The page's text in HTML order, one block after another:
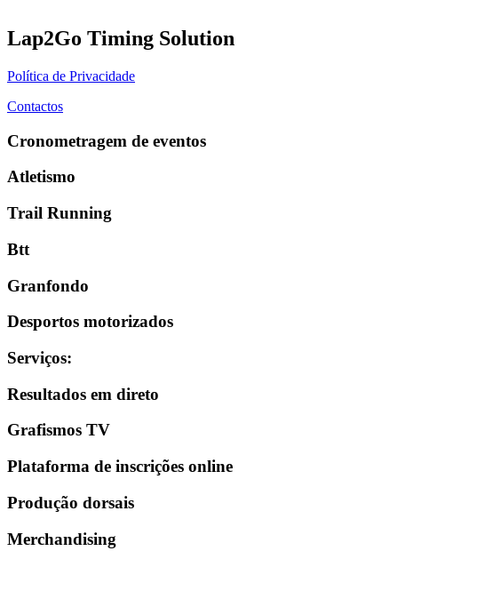
Lap2Go Timing Solution
Política de Privacidade
Contactos
Cronometragem de eventos
Atletismo
Trail Running
Btt
Granfondo
Desportos motorizados
Serviços:
Resultados em direto
Grafismos TV
Plataforma de inscrições online
Produção dorsais
Merchandising